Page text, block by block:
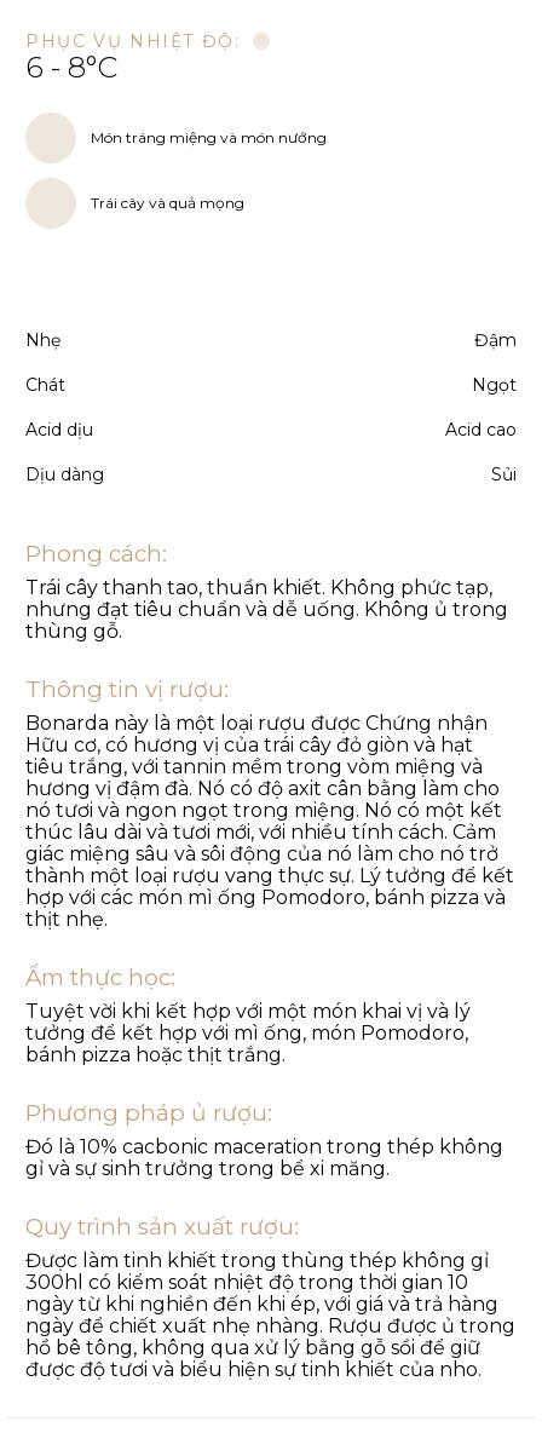
PHỤC VỤ NHIỆT ĐỘ:
6 - 8°C
Nhẹ Đậm
Chát Ngọt
Acid dịu Acid cao
Dịu dàng Sủi
Món tráng miệng và món nướng
Trái cây và quả mọng
Phong cách:
Trái cây thanh tao, thuần khiết. Không phức tạp,
nhưng đạt tiêu chuẩn và dễ uống. Không ủ trong
thùng gỗ.
Thông tin vị rượu:
Bonarda này là một loại rượu được Chứng nhận
Hữu cơ, có hương vị của trái cây đỏ giòn và hạt
tiêu trắng, với tannin mềm trong vòm miệng và
hương vị đậm đà. Nó có độ axit cân bằng làm cho
nó tươi và ngon ngọt trong miệng. Nó có một kết
thúc lâu dài và tươi mới, với nhiều tính cách. Cảm
giác miệng sâu và sôi động của nó làm cho nó trở
thành một loại rượu vang thực sự. Lý tưởng để kết
hợp với các món mì ống Pomodoro, bánh pizza và
thịt nhẹ.
Ẩm thực học:
Tuyệt vời khi kết hợp với một món khai vị và lý
tưởng để kết hợp với mì ống, món Pomodoro,
bánh pizza hoặc thịt trắng.
Phương pháp ủ rượu:
Đó là 10% cacbonic maceration trong thép không
gỉ và sự sinh trưởng trong bể xi măng.
Quy trình sản xuất rượu:
Được làm tinh khiết trong thùng thép không gỉ
300hl có kiểm soát nhiệt độ trong thời gian 10
ngày từ khi nghiền đến khi ép, với giá và trả hàng
ngày để chiết xuất nhẹ nhàng. Rượu được ủ trong
hồ bê tông, không qua xử lý bằng gỗ sồi để giữ
được độ tươi và biểu hiện sự tinh khiết của nho.